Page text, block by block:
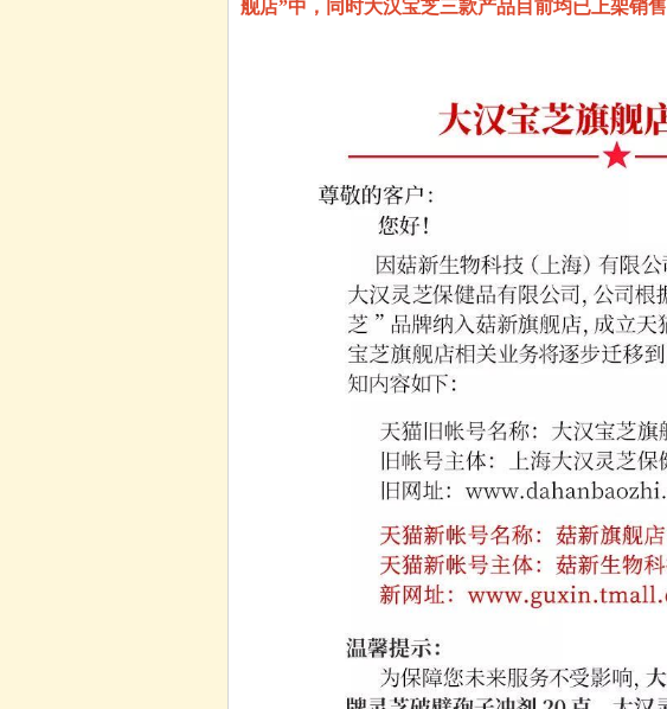
舰店”中，同时大汉宝芝三款产品目前均已上架销售